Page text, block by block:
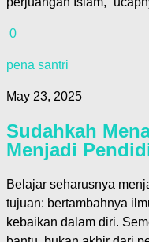
0
pena santri
May 23, 2025
Sudahkah
Menjadi
Belajar seharusnya
tujuan: bertambahnya
kebaikan dalam diri.